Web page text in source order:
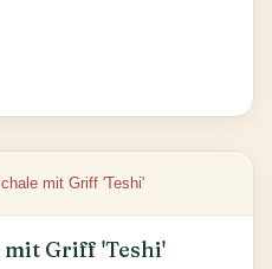
mit Griff 'Teshi'